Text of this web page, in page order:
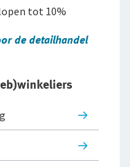
tot 10%
de detailhandel